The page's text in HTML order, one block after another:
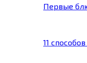
Первые
11